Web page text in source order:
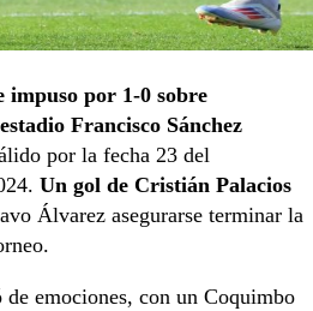
impuso por 1-0 sobre
Francisco Sánchez
por la fecha 23 del
Un gol de Cristián Palacios
Álvarez asegurarse terminar la
emociones, con un Coquimbo